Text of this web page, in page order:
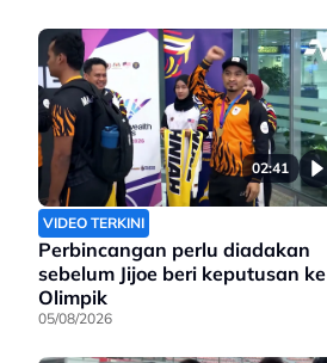
02:41
VIDEO TERKINI
Perbincangan perlu diadakan
sebelum Jijoe beri keputusan ke
Olimpik
05/08/2026